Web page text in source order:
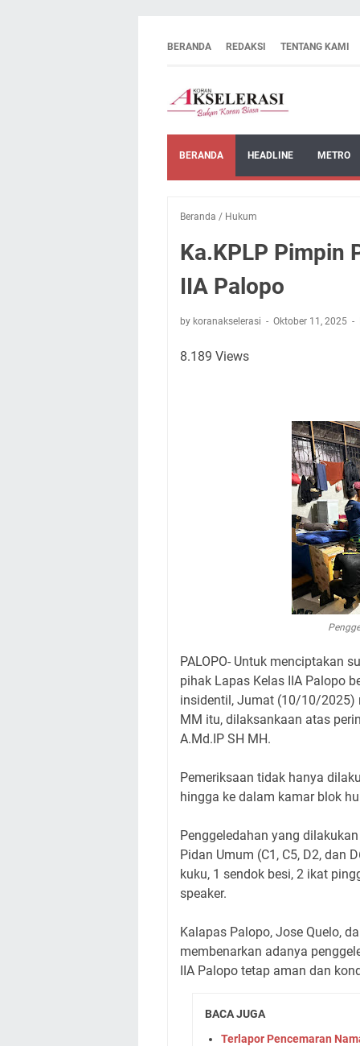
BERANDA REDAKSI TENTANG KAMI
BERANDA HEADLINE METRO
Beranda / Hukum
Ka.KPLP Pimpin
IIA Palopo
by koranakselerasi Oktober 11, 2025
8.189 Views
PALOPO- Untuk menciptakan
pihak Lapas Kelas IIA Palopo
insidentil, Jumat (10/10/2025)
MM itu, dilaksankaan atas
A.Md.IP SH MH.
Pemeriksaan tidak hanya
hingga ke dalam kamar blok
Penggeledahan yang
Pidan Umum (C1, C5, D2, dan
kuku, 1 sendok besi, 2 ikat
speaker.
Kalapas Palopo, Jose Quelo,
membenarkan adanya
IIA Palopo tetap aman dan
BACA JUGA
Terlapor Pencemaran